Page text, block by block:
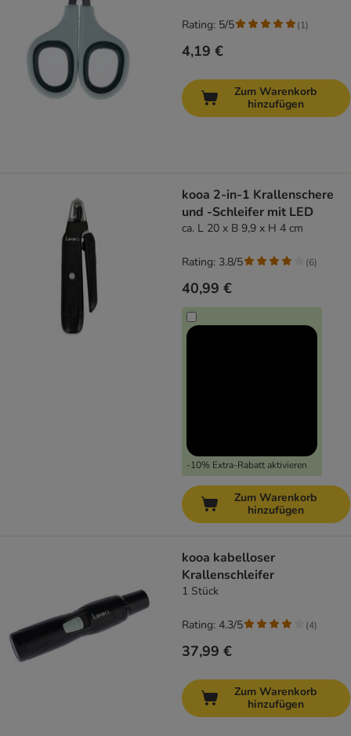
4,19 €
Rating: 5/5 (1)
Zum Warenkorb
hinzufügen
kooa 2-in-1 Krallenschere
und -Schleifer mit LED
ca. L 20 x B 9,9 x H 4 cm
40,99 €
-10% Extra-Rabatt aktivieren
Rating: 3.8/5 (6)
Zum Warenkorb
hinzufügen
kooa kabelloser
Krallenschleifer
1 Stück
37,99 €
Rating: 4.3/5 (4)
Zum Warenkorb
hinzufügen